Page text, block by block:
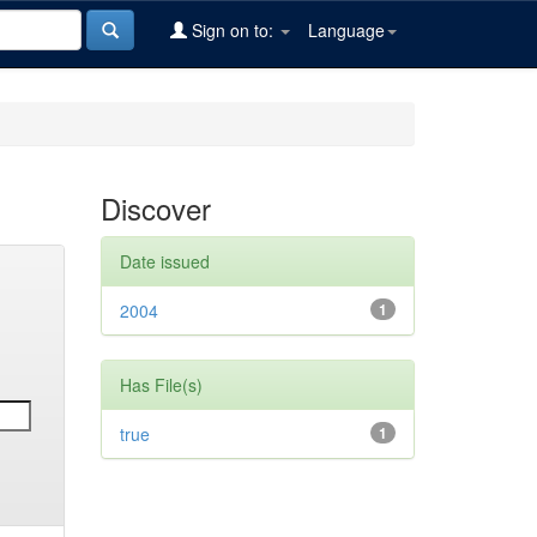
Language
Sign on to:
Discover
Date issued
1
2004
Has File(s)
1
true